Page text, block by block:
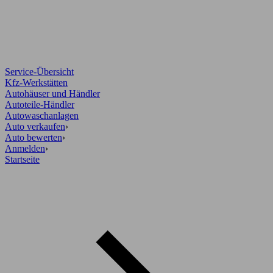
Service-Übersicht
Kfz-Werkstätten
Autohäuser und Händler
Autoteile-Händler
Autowaschanlagen
Auto verkaufen›
Auto bewerten›
Anmelden›
Startseite